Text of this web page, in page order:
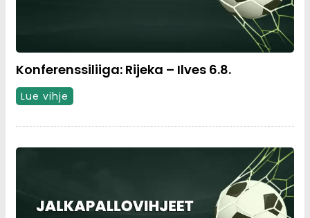
Konferenssiliiga: Rijeka – Ilves 6.8.
Lue vihje